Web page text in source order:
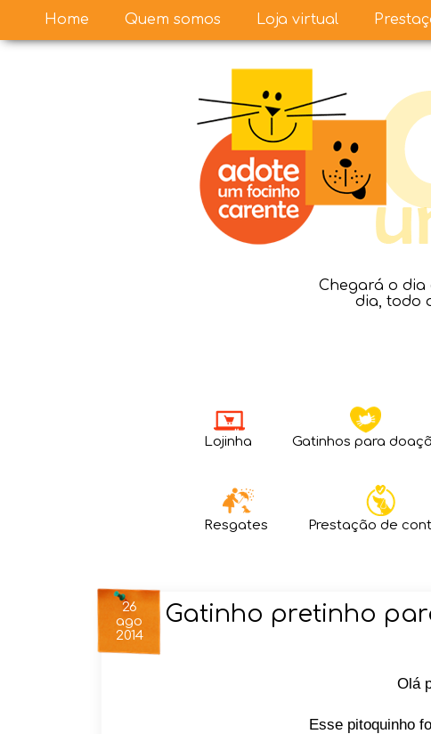
Chegará o dia
dia, todo
Lojinha Gatinhos para
Resgates Prestação de
26
ago
2014
Gatinho pretinho
Olá
Esse pitoquinho
Home Quem somos Loja virtual